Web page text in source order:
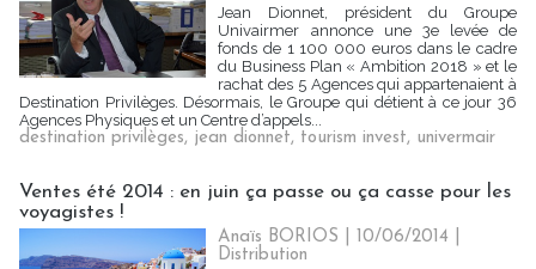
Jean Dionnet, président du Groupe
Univairmer annonce une 3e levée de
fonds de 1 100 000 euros dans le cadre
du Business Plan « Ambition 2018 » et le
rachat des 5 Agences qui appartenaient à
Destination Privilèges. Désormais, le Groupe qui détient à ce jour 36
Agences Physiques et un Centre d’appels...
destination privilèges, jean dionnet, tourism invest, univermair
Ventes été 2014 : en juin ça passe ou ça casse pour les
voyagistes !
Anaïs BORIOS | 10/06/2014
Distribution